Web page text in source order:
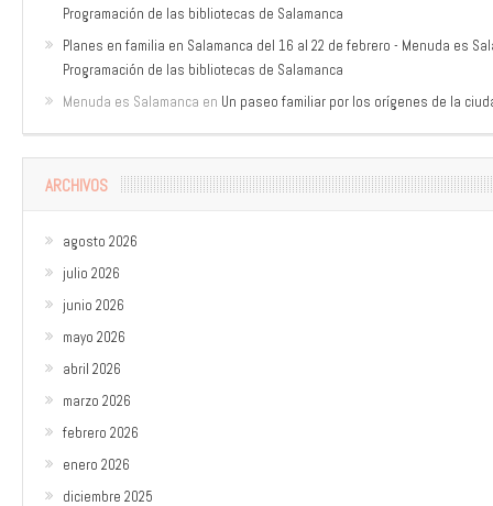
Programación de las bibliotecas de Salamanca
Planes en familia en Salamanca del 16 al 22 de febrero - Menuda es
Programación de las bibliotecas de Salamanca
Menuda es Salamanca en Un paseo familiar por los orígenes de la
ARCHIVOS
agosto 2026
julio 2026
junio 2026
mayo 2026
abril 2026
marzo 2026
febrero 2026
enero 2026
diciembre 2025